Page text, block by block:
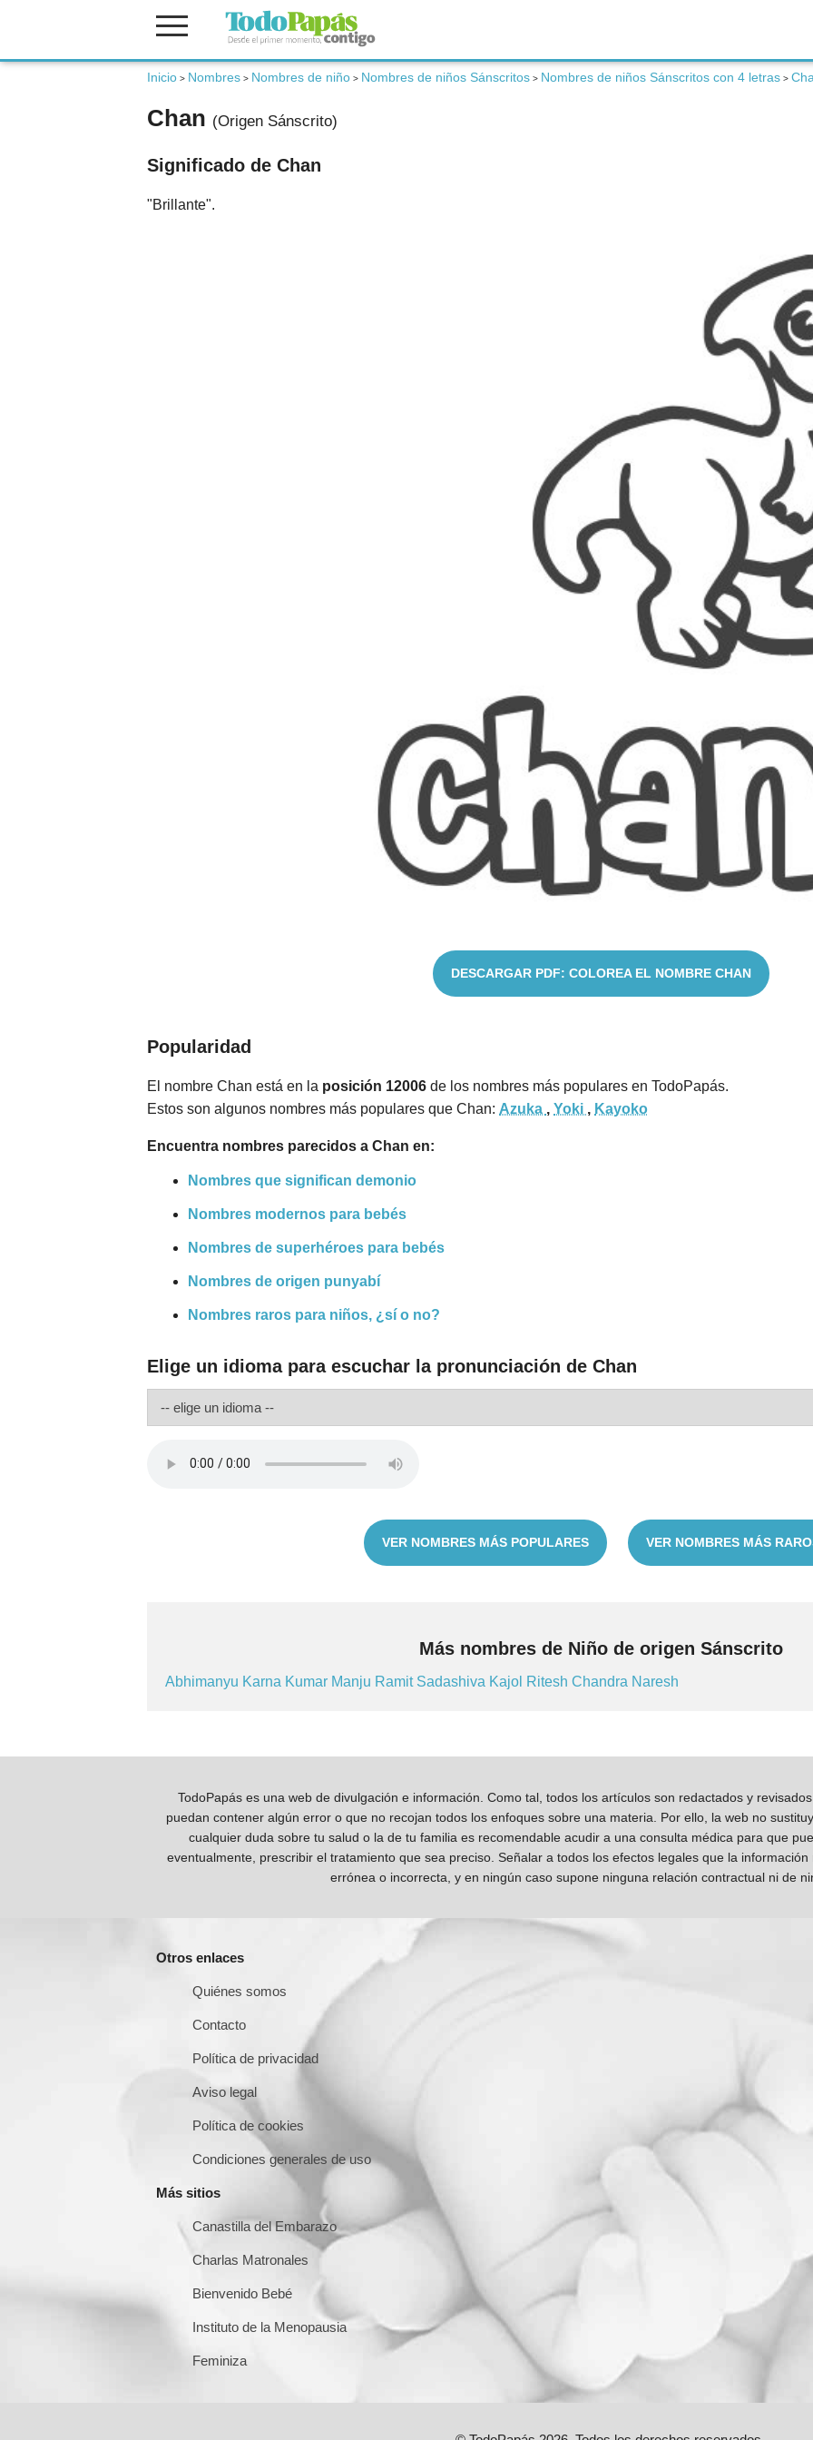
Inicio > Nombres > Nombres de niño > Nombres de niños Sánscritos > Nombres de niños Sánscritos con 4 letras >
Chan (Origen Sánscrito)
Significado de Chan
"Brillante".
DESCARGAR PDF: COLOREA EL NOMBRE CHAN
Popularidad
El nombre Chan está en la posición 12006 de los nombres más populares en TodoPapás.
Estos son algunos nombres más populares que Chan: Azuka , Yoki , Kayoko
Encuentra nombres parecidos a Chan en:
Nombres que significan demonio
Nombres modernos para bebés
Nombres de superhéroes para bebés
Nombres de origen punyabí
Nombres raros para niños, ¿sí o no?
Elige un idioma para escuchar la pronunciación de Chan
VER NOMBRES MÁS POPULARES VER NOMBRES MÁS
Más nombres de Niño de origen Sánscrito
Abhimanyu Karna Kumar Manju Ramit Sadashiva Kajol Ritesh Chandra Naresh
TodoPapás es una web de divulgación e información. Como tal, todos los artículos son redactados y
puedan contener algún error o que no recojan todos los enfoques sobre una materia. Por ello, la web no
cualquier duda sobre tu salud o la de tu familia es recomendable acudir a una consulta médica para que
eventualmente, prescribir el tratamiento que sea preciso. Señalar a todos los efectos legales que la
errónea o incorrecta, y en ningún caso supone ninguna relación contractual ni de
Otros enlaces
Quiénes somos
Contacto
Política de privacidad
Aviso legal
Política de cookies
Condiciones generales de uso
Más sitios
Canastilla del Embarazo
Charlas Matronales
Bienvenido Bebé
Instituto de la Menopausia
Feminiza